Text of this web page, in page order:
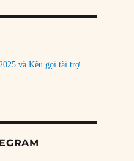
và Kêu gọi tài trợ